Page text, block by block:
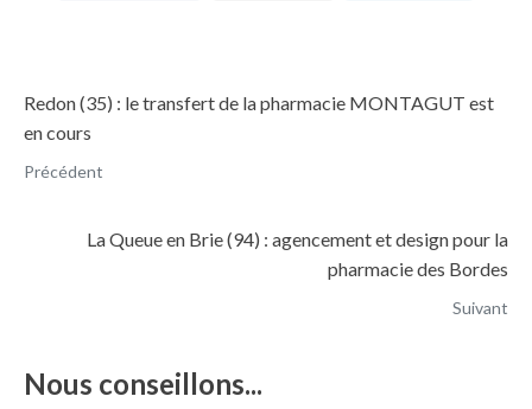
Redon (35) : le transfert de la pharmacie MONTAGUT est
en cours
Précédent
La Queue en Brie (94) : agencement et design pour la
pharmacie des Bordes
Suivant
Nous conseillons...